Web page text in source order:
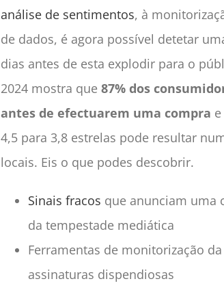
análise de sentimentos, à
de dados, é agora possível detetar
dias antes de esta explodir para o
2024 mostra que87% dos
antes de efectuarem uma compra
4,5 para 3,8 estrelas pode resultar
locais. Eis o que podes descobrir.
Sinais fracos que anunciam uma
da tempestade mediática
Ferramentas de monitorização
assinaturas dispendiosas